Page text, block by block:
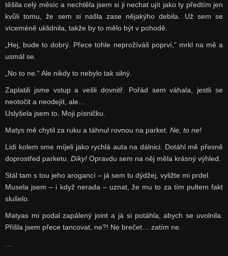
těšila celý měsíc a nechtěla jsem si ji nechat ujít jako ty předtím jen
kvůli tomu, že sem si našla zase nějakýho debila. Už sem se
víceméně uklidnila, takže by to mělo být v pohodě.
„Hej, bude to dobrý. Přece tohle neprožíváš poprví,“ mrkl na mě a
usmál se.
„No to ne.“ Ale nikdy to nebylo tak silný.
Zaplatili jsme vstup a vešli dovnitř. Pořád sem váhala, jestli se
neotočit a neodejít, ale…
Uslyšela jsem to. Moji písničku.
Matys mě chytil za ruku a táhnul rovnou na parket. Ne, to ne!
Lidi kolem sme míjeli jako rychlá auta na dálnici. Dotáhl mě přesně
doprostřed parketu. Díky! Opravdu sem na něj měla krásný výhled.
Stál tam s tou jeho arogancí – já sem tu dýdžej, vyližte mi prdel.
Musela jsem – i když nerada – uznat, že mu to za tím pultem fakt
slušelo.
Matyas mi podal zapálený joint a já si potáhla, abych se uvolnila.
Přišla jsem přece tancovat, ne?! Ne brečet… zatím ne.